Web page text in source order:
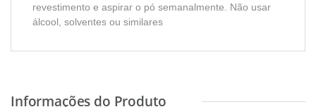
revestimento e aspirar o pó semanalmente. Não usar
álcool, solventes ou similares